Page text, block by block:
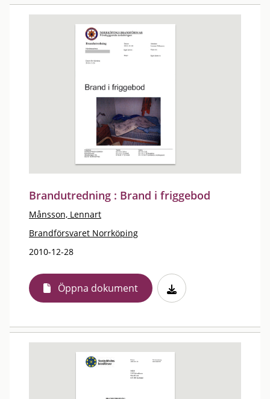
Brandutredning : Brand i friggebod
Månsson, Lennart
Brandförsvaret Norrköping
2010-12-28
Öppna dokument